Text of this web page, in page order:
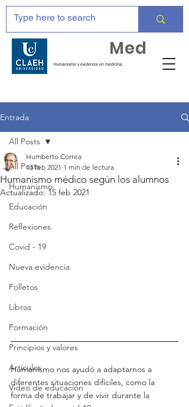
Humanismo y evidencia en medicina
Med
Entrada
All Posts
Humanismo
Educación
Reflexiones
Covid - 19
Nueva evidencia
Folletos
Libros
Formación
Principios y valores
Artículos
Video de educación
All Posts
Humanismo médico según los alumnos
Humberto Correa
13 feb 2021 1 min de lectura
Actualizado:15 feb 2021
Humanismo nos ayudó a adaptarnos a
diferentes situaciones difíciles, como la
forma de trabajar y de vivir durante la